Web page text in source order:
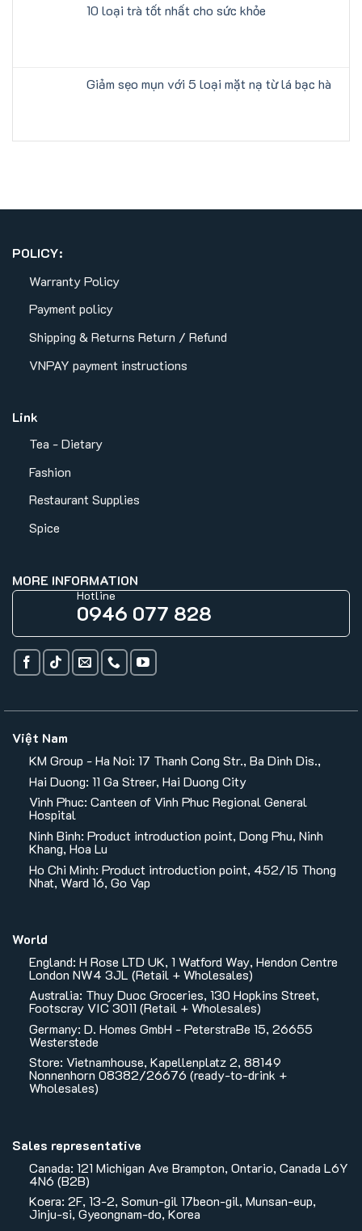
10 loại trà tốt nhất cho sức khỏe
Giảm sẹo mụn với 5 loại mặt nạ từ lá bạc hà
POLICY:
Warranty Policy
Payment policy
Shipping & Returns Return / Refund
VNPAY payment instructions
Link
Tea - Dietary
Fashion
Restaurant Supplies
Spice
MORE INFORMATION
Hotline
0946 077 828
Việt Nam
KM Group - Ha Noi: 17 Thanh Cong Str., Ba Dinh Dis.,
Hai Duong: 11 Ga Streer, Hai Duong City
Vinh Phuc: Canteen of Vinh Phuc Regional General
Hospital
Ninh Binh: Product introduction point, Dong Phu, Ninh
Khang, Hoa Lu
Ho Chi Minh: Product introduction point, 452/15 Thong
Nhat, Ward 16, Go Vap
World
England: H Rose LTD UK, 1 Watford Way, Hendon Centre
London NW4 3JL (Retail + Wholesales)
Australia: Thuy Duoc Groceries, 130 Hopkins Street,
Footscray VIC 3011 (Retail + Wholesales)
Germany: D. Homes GmbH - PeterstraBe 15, 26655
Westerstede
Store: Vietnamhouse, Kapellenplatz 2, 88149
Nonnenhorn 08382/26676 (ready-to-drink +
Wholesales)
Sales representative
Canada: 121 Michigan Ave Brampton, Ontario, Canada L6Y
4N6 (B2B)
Koera: 2F, 13-2, Somun-gil 17beon-gil, Munsan-eup,
Jinju-si, Gyeongnam-do, Korea